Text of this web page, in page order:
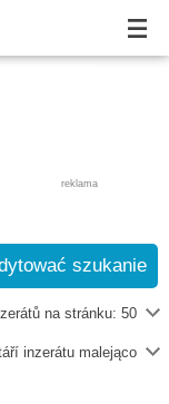
reklama
szukanie
na stránku: 50
inzerátu malejąco